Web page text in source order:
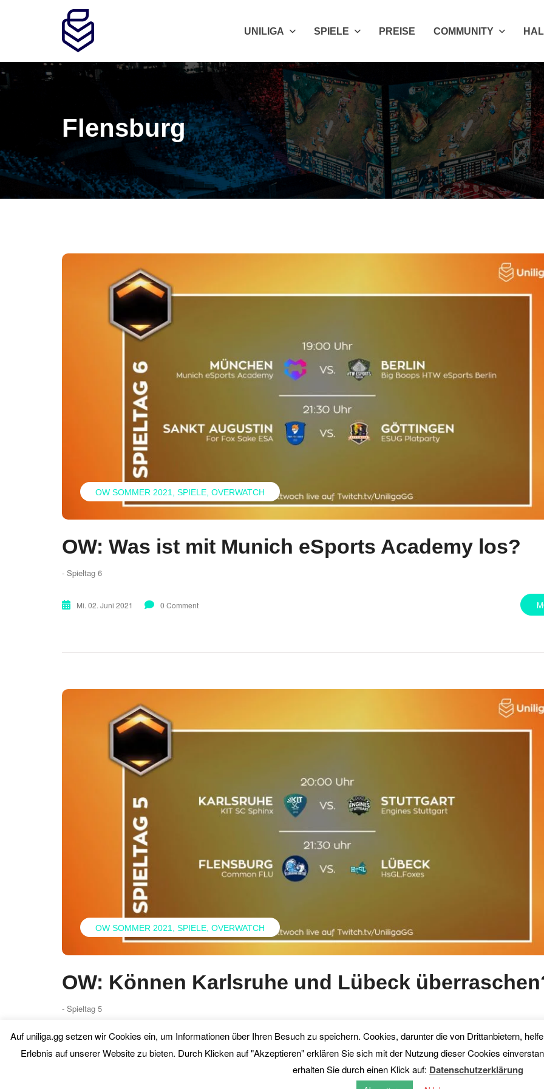
UNILIGA SPIELE PREISE COMMUNITY
Flensburg
OW SOMMER 2021 SPIELE OVERWATCH
OW: Was ist mit Munich eSports Academy los?
- Spieltag 6
Mi. 02. Juni 2021 0 Comment
OW SOMMER 2021 SPIELE OVERWATCH
OW: Können Karlsruhe und Lübeck
- Spieltag 5
Mi. 26. Mai 2021 0 Comment
Auf uniliga.gg setzen wir Cookies ein, um Informationen über Ihren Besuch zu speichern. Cookies, darunter die von Drittanbietern,
Erlebnis auf unserer Website zu bieten. Durch Klicken auf "Akzeptieren" erklären Sie sich mit der Nutzung dieser Cookies
erhalten Sie durch einen Klick auf: Datenschutzerklärung